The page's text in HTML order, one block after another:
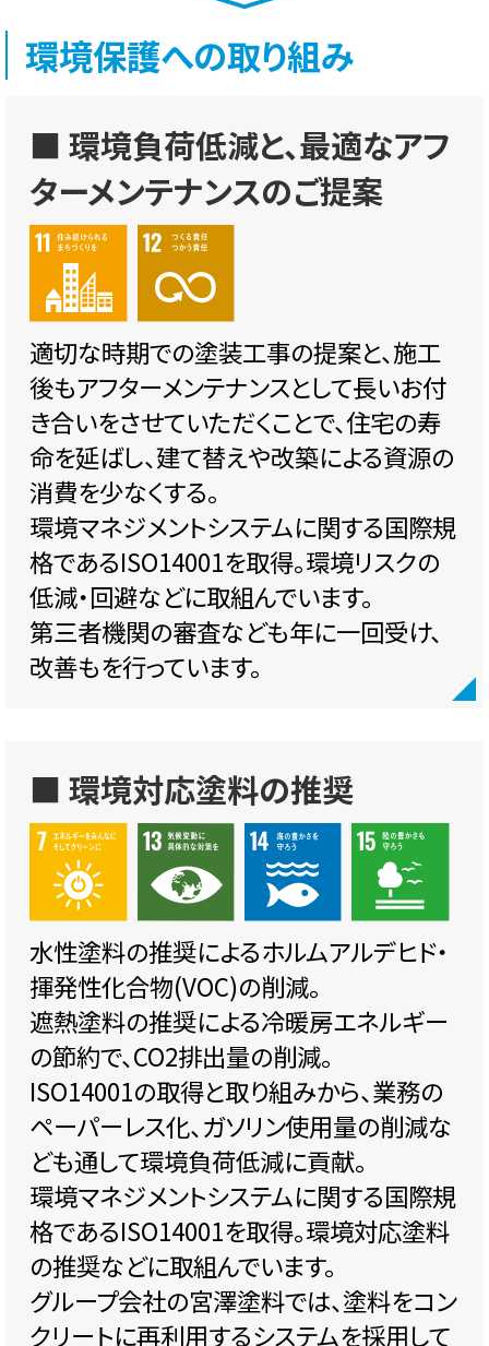
環境保護への取り組み
■ 環境負荷低減と、最適なアフ
ターメンテナンスのご提案
適切な時期での塗装工事の提案と、施工
後もアフターメンテナンスとして長いお付
き合いをさせていただくことで、住宅の寿
命を延ばし、建て替えや改築による資源の
消費を少なくする。
環境マネジメントシステムに関する国際規
格であるISO14001を取得。環境リスクの
低減・回避などに取組んでいます。
第三者機関の審査なども年に一回受け、
改善もを行っています。
■ 環境対応塗料の推奨
水性塗料の推奨によるホルムアルデヒド・
揮発性化合物(VOC)の削減。
遮熱塗料の推奨による冷暖房エネルギー
の節約で、CO2排出量の削減。
ISO14001の取得と取り組みから、業務の
ペーパーレス化、ガソリン使用量の削減な
ども通して環境負荷低減に貢献。
環境マネジメントシステムに関する国際規
格であるISO14001を取得。環境対応塗料
の推奨などに取組んでいます。
グループ会社の宮澤塗料では、塗料をコン
クリートに再利用するシステムを採用して